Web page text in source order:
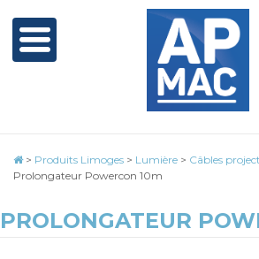
> Produits Limoges > Lumière > Câbles
Prolongateur Powercon 10m
PROLONGATEUR